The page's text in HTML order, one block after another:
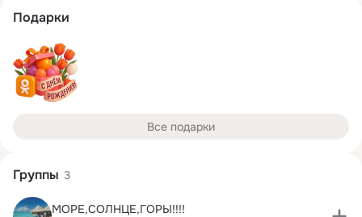
Подарки
Все подарки
Группы 3
МОРЕ,СОЛНЦЕ,ГОРЫ!!!!